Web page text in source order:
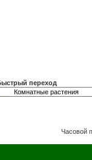
переход
Часовой